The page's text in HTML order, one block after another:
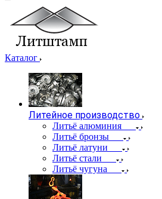
Каталог
Литейное производство
Литьё алюминия
Литьё бронзы
Литьё латуни
Литьё стали
Литьё чугуна